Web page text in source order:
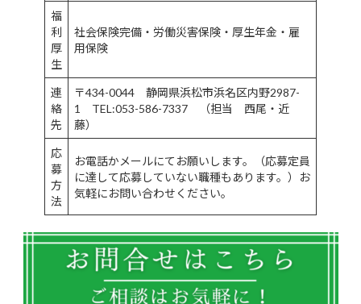
福
利
厚
生
社会保険完備・労働災害保険・厚生年金・雇
用保険
連
絡
先
〒434-0044 静岡県浜松市浜名区内野2987-
1 TEL:053-586-7337 （担当 西尾・近
藤）
応
募
方
法
お電話かメールにてお願いします。（応募定員
に達して応募していない職種もあります。）お
気軽にお問い合わせください。